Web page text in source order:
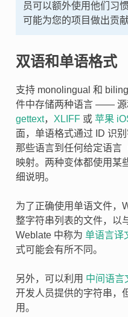
员可以额外使用他们习
可能为您的项目做出贡献
双语和单语格式
支持 monolingual 和
件中存储两种语言 —— 源
gettext， XLIFF或 苹果
面，单语格式通过 ID 识
那些语言到任何给定语言
映射。两种变体都使用某
细说明。
为了正确使用单语文件，
整字符串列表的文件，
Weblate 中称为 单语言译
式可能会有所不同。
另外，可以利用 中间语言
开发人员提供的字符串，
用。